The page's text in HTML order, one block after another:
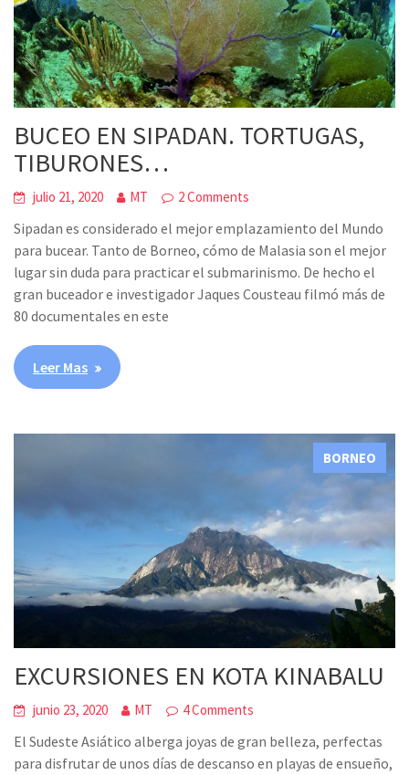
BUCEO EN SIPADAN. TORTUGAS,
TIBURONES…
julio 21, 2020 MT 2 Comments
Sipadan es considerado el mejor emplazamiento del Mundo
para bucear. Tanto de Borneo, cómo de Malasia son el mejor
lugar sin duda para practicar el submarinismo. De hecho el
gran buceador e investigador Jaques Cousteau filmó más de
80 documentales en este
Leer Mas
BORNEO
EXCURSIONES EN KOTA KINABALU
junio 23, 2020 MT 4 Comments
El Sudeste Asiático alberga joyas de gran belleza, perfectas
para disfrutar de unos días de descanso en playas de ensueño,